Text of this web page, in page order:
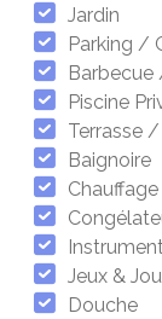
Jardin
Parking /
Piscine
Terrasse
Baignoire
Jeux &
Douche